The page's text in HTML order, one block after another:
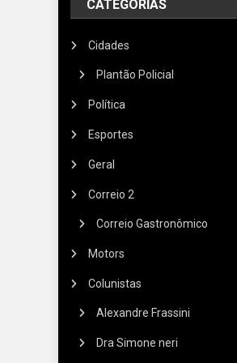
CATEGORIAS
Cidades
Plantão Policial
Política
Esportes
Geral
Correio 2
Correio Gastronômico
Motors
Colunistas
Alexandre Frassini
Dra Simone neri